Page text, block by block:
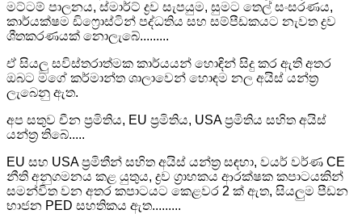
මට්ටම් පාලනය, ස්මාර්ට් ද්‍රව සැපයුම, සුමට තෙල් සංසරණය,
කාර්යක්ෂම ඩිෆ්‍රොස්ටින් පද්ධතිය සහ සම්පීඩකයට නැවත ද්‍රව
ශීතකරණයක් නොලැබේ.........
ඒ සියලු සවිස්තරාත්මක කාර්යයන් හොඳින් සිදු කර ඇති අතර
ඔබට මගේ කර්මාන්ත ශාලාවෙන් හොඳම නල අයිස් යන්ත්‍ර
ලැබෙනු ඇත.
අප සතුව චීන ප්‍රමිතිය, EU ප්‍රමිතිය, USA ප්‍රමිතිය සහිත අයිස්
යන්ත්‍ර තිබේ.....
EU සහ USA ප්‍රමිතීන් සහිත අයිස් යන්ත්‍ර සඳහා, වයර් වර්ණ CE
නීති අනුගමනය කළ යුතුය, ද්‍රව ග්‍රාහකය ආරක්ෂක කපාටයකින්
සමන්විත වන අතර කපාටයට කෙළවර 2 ක් ඇත, සියලුම පීඩන
භාජන PED සහතිකය ඇත.........